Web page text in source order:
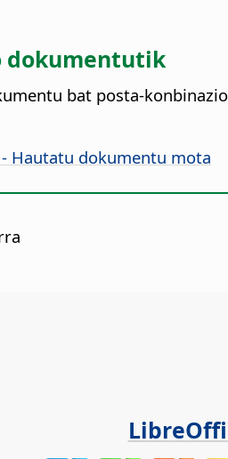
dokumentutik
bat posta-
Hautatu dokumentu mota